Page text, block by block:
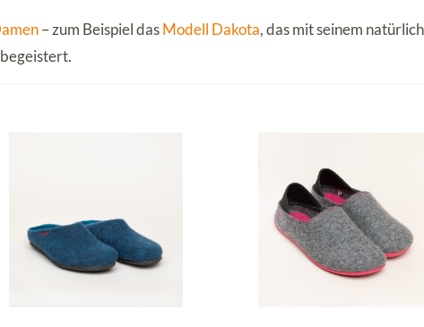
– zum Beispiel dasModell Dakota, das mit seinem